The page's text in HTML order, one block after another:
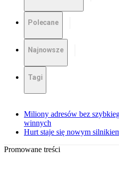
Polecane
Najnowsze
Tagi
Miliony adresów bez
winnych
Hurt staje się nowym
Promowane treści